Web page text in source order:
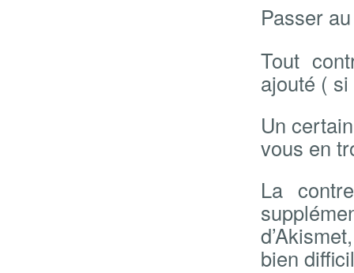
Passer
Tout
ajouté (
Un
vous en
La
bien